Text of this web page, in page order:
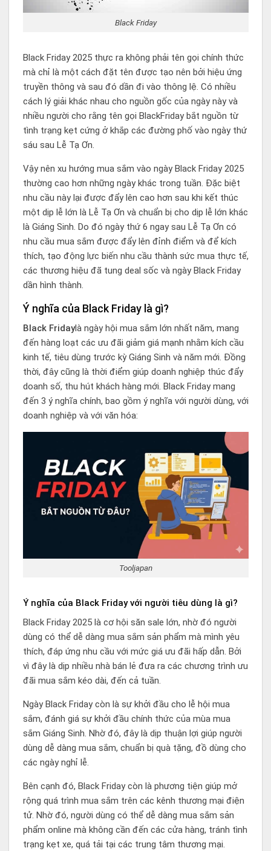
Black Friday
Black Friday 2025 thực ra không phải tên gọi chính thức
mà chỉ là một cách đặt tên được tạo nên bởi hiệu ứng
truyền thông và sau đó dần đi vào thông lệ. Có nhiều
cách lý giải khác nhau cho nguồn gốc của ngày này và
nhiều người cho rằng tên gọi BlackFriday bắt nguồn từ
tình trạng kẹt cứng ở khắp các đường phố vào ngày thứ
sáu sau Lễ Tạ Ơn.
Vậy nên xu hướng mua sắm vào ngày Black Friday 2025
thường cao hơn những ngày khác trong tuần. Đặc biệt
nhu cầu này lại được đẩy lên cao hơn sau khi kết thúc
một dịp lễ lớn là Lễ Tạ Ơn và chuẩn bị cho dịp lễ lớn khác
là Giáng Sinh. Do đó ngày thứ 6 ngay sau Lễ Tạ Ơn có
nhu cầu mua sắm được đẩy lên đỉnh điểm và để kích
thích, tạo động lực biến nhu cầu thành sức mua thực tế,
các thương hiệu đã tung deal sốc và ngày Black Friday
dần hình thành.
Ý nghĩa của Black Friday là gì?
Black Fridaylà ngày hội mua sắm lớn nhất năm, mang
đến hàng loạt các ưu đãi giảm giá mạnh nhằm kích cầu
kinh tế, tiêu dùng trước kỳ Giáng Sinh và năm mới. Đồng
thời, đây cũng là thời điểm giúp doanh nghiệp thúc đẩy
doanh số, thu hút khách hàng mới. Black Friday mang
đến 3 ý nghĩa chính, bao gồm ý nghĩa với người dùng, với
doanh nghiệp và với văn hóa:
Tooljapan
Ý nghĩa của Black Friday với người tiêu dùng là gì?
Black Friday 2025 là cơ hội săn sale lớn, nhờ đó người
dùng có thể dễ dàng mua sắm sản phẩm mà mình yêu
thích, đáp ứng nhu cầu với mức giá ưu đãi hấp dẫn. Bởi
vì đây là dịp nhiều nhà bán lẻ đưa ra các chương trình ưu
đãi mua sắm kéo dài, đến cả tuần.
Ngày Black Friday còn là sự khởi đầu cho lễ hội mua
sắm, đánh giá sự khởi đầu chính thức của mùa mua
sắm Giáng Sinh. Nhờ đó, đây là dịp thuận lợi giúp người
dùng dễ dàng mua sắm, chuẩn bị quà tặng, đồ dùng cho
các ngày nghỉ lễ.
Bên cạnh đó, Black Friday còn là phương tiện giúp mở
rộng quá trình mua sắm trên các kênh thương mại điện
tử. Nhờ đó, người dùng có thể dễ dàng mua sắm sản
phẩm online mà không cần đến các cửa hàng, tránh tình
trạng kẹt xe, quá tải tại các trung tâm thương mại.